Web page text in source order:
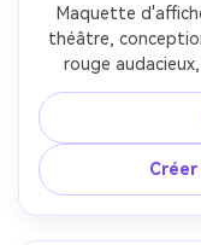
Maquette
théâtre,
rouge
grainé, coins usés,
de la ligne
d'impression
faible, prise sur